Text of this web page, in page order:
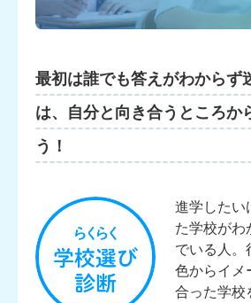
最初は誰でも答えがわからず
は、自分と向き合うところか
う！
進学したい
た学校が
でいる人。
色からイメ
合った学校